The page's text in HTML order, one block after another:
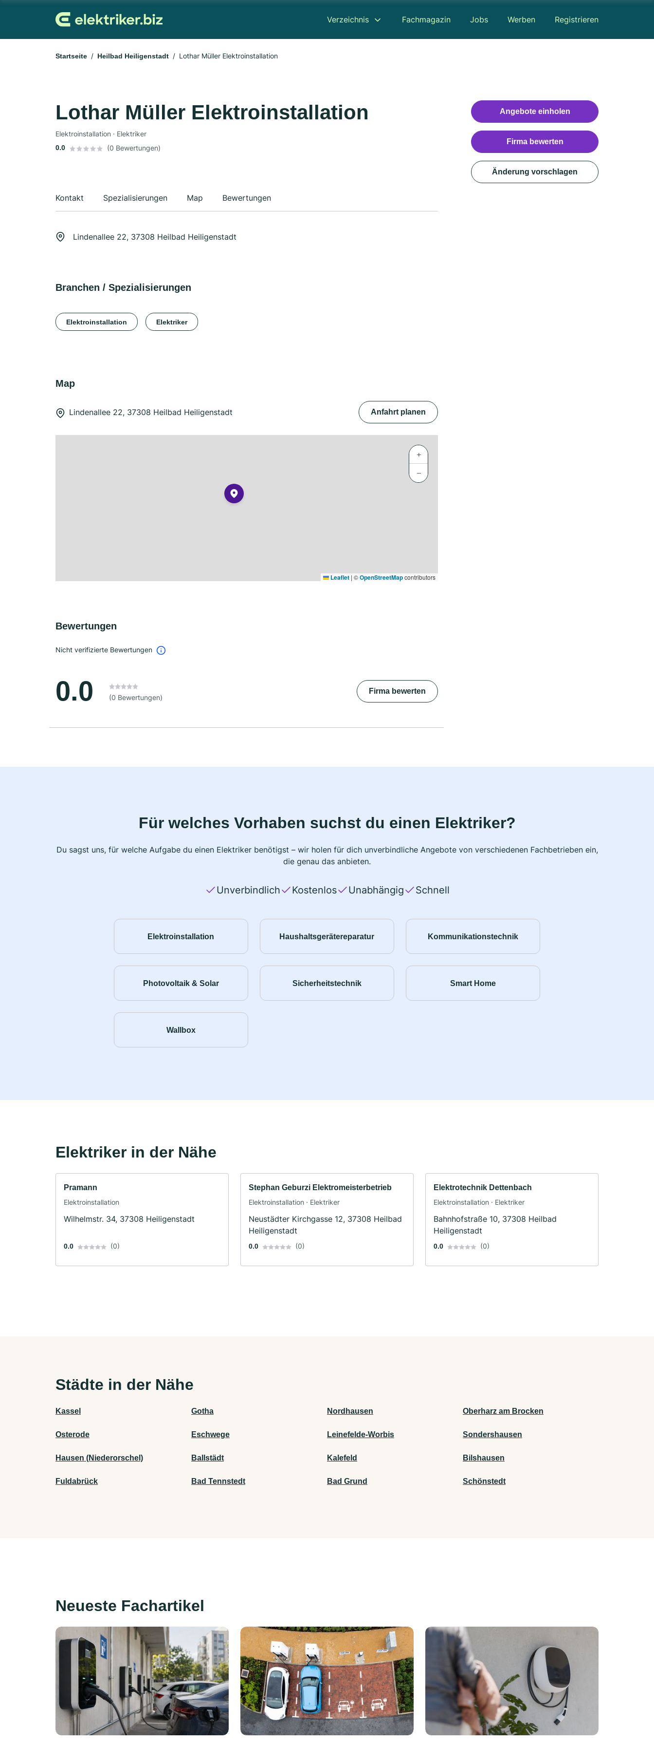
Verzeichnis Fachmagazin Jobs Werben Registrieren
Startseite Heilbad Heiligenstadt Lothar Müller Elektroinstallation
Lothar Müller Elektroinstallation
Elektroinstallation · Elektriker
0.0 (0 Bewertungen)
Kontakt Spezialisierungen Map Bewertungen
Lindenallee 22, 37308 Heilbad Heiligenstadt
Branchen / Spezialisierungen
Elektroinstallation Elektriker
Map
Lindenallee 22, 37308 Heilbad Heiligenstadt Anfahrt planen
+
−
Leaflet | ©OpenStreetMapcontributors
Bewertungen
Nicht verifizierte Bewertungen
0.0 (0 Bewertungen)
Firma bewerten
Angebote einholen
Firma bewerten
Änderung vorschlagen
Für welches Vorhaben suchst du einen Elektriker?
Du sagst uns, für welche Aufgabe du einen Elektriker benötigst – wir holen für dich unverbindliche Angebote von verschiedenen Fachbetrieben ein,
die genau das anbieten.
Unverbindlich Kostenlos Unabhängig Schnell
Elektroinstallation Haushaltsgerätereparatur Kommunikationstechnik
Photovoltaik & Solar Sicherheitstechnik Smart Home
Wallbox
Elektriker in der Nähe
Pramann
Elektroinstallation
Wilhelmstr. 34, 37308 Heiligenstadt
0.0 (0)
Stephan Geburzi Elektromeisterbetrieb
Elektroinstallation · Elektriker
Neustädter Kirchgasse 12, 37308 Heilbad
Heiligenstadt
0.0 (0)
Elektrotechnik Dettenbach
Elektroinstallation · Elektriker
Bahnhofstraße 10, 37308 Heilbad
Heiligenstadt
0.0 (0)
Städte in der Nähe
Kassel Gotha Nordhausen Oberharz am Brocken
Osterode Eschwege Leinefelde-Worbis Sondershausen
Hausen (Niederorschel) Ballstädt Kalefeld Bilshausen
Fuldabrück Bad Tennstedt Bad Grund Schönstedt
Neueste Fachartikel